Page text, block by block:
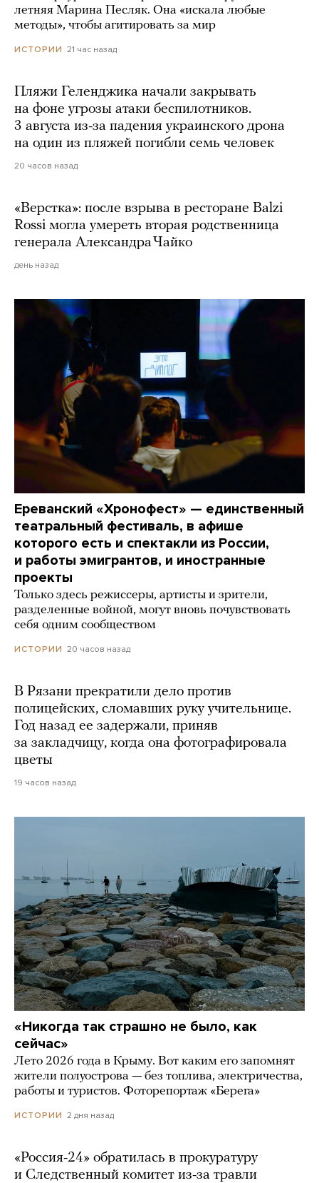
летняя Марина Песляк. Она «искала любые
методы», чтобы агитировать за мир
ИСТОРИИ 21 час назад
Пляжи Геленджика начали закрывать
на фоне угрозы атаки беспилотников.
3 августа из-за падения украинского дрона
на один из пляжей погибли семь человек
20 часов назад
«Верстка»: после взрыва в ресторане Balzi
Rossi могла умереть вторая родственница
генерала Александра Чайко
день назад
Ереванский «Хронофест» — единственный
театральный фестиваль, в афише
которого есть и спектакли из России,
и работы эмигрантов, и иностранные
проекты
Только здесь режиссеры, артисты и зрители,
разделенные войной, могут вновь почувствовать
себя одним сообществом
ИСТОРИИ 20 часов назад
В Рязани прекратили дело против
полицейских, сломавших руку учительнице.
Год назад ее задержали, приняв
за закладчицу, когда она фотографировала
цветы
19 часов назад
«Никогда так страшно не было, как
сейчас»
Лето 2026 года в Крыму. Вот каким его запомнят
жители полуострова — без топлива, электричества,
работы и туристов. Фоторепортаж «Берега»
ИСТОРИИ 2 дня назад
«Россия-24» обратилась в прокуратуру
и Следственный комитет из-за травли